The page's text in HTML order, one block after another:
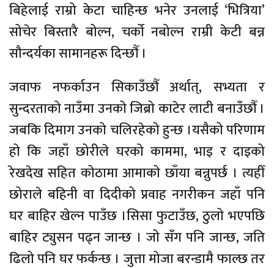
बिहेलाई राम्रो केटा चाहिन्छ भनेर उनलाई ‘भित्रिया’
सोचेर बिस्तारै बोल्न, चर्को नबोल्न राम्री केटी बन्न
सौन्दर्यका सामानहरू दिन्छौँ ।
जवाफ नफर्काउन सिकाउँछौँ अर्थात्, सभ्यता र
सुन्दरताको नाउँमा उनको जिब्रो काटेर लाटी बनाउँछौँ ।
जबकि दिमाग उनको चलिरहेको हुन्छ ।यसैको परिणाम
हो कि जहाँ छोरीले घरको काममा, भाइ र दाइको
रेखदेख सहित कोठामा आमाको छाँया बन्नुपर्छ । त्यहीँ
छोराले बहिनी वा दिदीको प्रवाह नगरीकन जहाँ पनि
घर बाहिर खेल्न पाउँछ ।सिसा फुटाउँछ, ठुलो भएपछि
बाहिर ट्युसन पढ्न जान्छ । जो सँग पनि जान्छ, जति
ढिलो पनि घर फर्कन्छ । जुत्ता मोजा बरन्डामै फाल्छ तर